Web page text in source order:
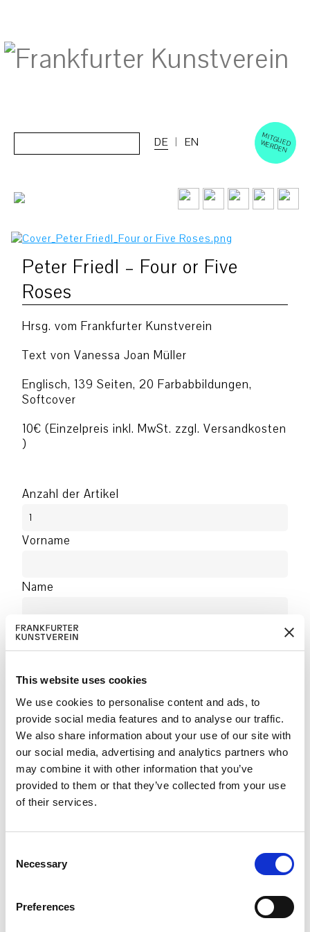
This website uses cookies
We use cookies to personalise content and ads, to
provide social media features and to analyse our traffic.
We also share information about your use of our site with
our social media, advertising and analytics partners who
may combine it with other information that you’ve
provided to them or that they’ve collected from your use
of their services.
Necessary
Preferences
M
ITGLIED W
ERD
EN
DE EN
Peter Friedl – Four or Five
Roses
Hrsg. vom Frankfurter Kunstverein
Text von Vanessa Joan Müller
Englisch, 139 Seiten, 20 Farbabbildungen,
Softcover
10€ (Einzelpreis inkl. MwSt. zzgl. Versandkosten
)
Anzahl der Artikel
Vorname
Name
Firma
Addresse
Postleitzahl
Ort
E-mail
Telefon